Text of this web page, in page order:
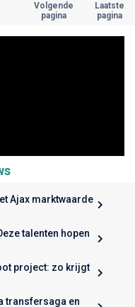
Volgende
pagina
Laatste
pagina
Ajax marktwaarde
talenten hopen
project: zo krijgt
transfersaga en